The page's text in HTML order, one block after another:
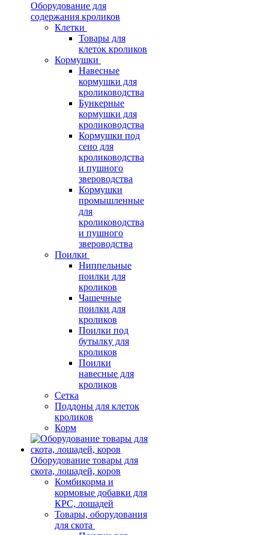
Оборудование для
содержания кроликов
Клетки
Товары для
клеток кроликов
Кормушки
Навесные
кормушки для
кролиководства
Бункерные
кормушки для
кролиководства
Кормушки под
сено для
кролиководства
и пушного
звероводства
Кормушки
промышленные
для
кролиководства
и пушного
звероводства
Поилки
Ниппельные
поилки для
кроликов
Чашечные
поилки для
кроликов
Поилки под
бутылку для
кроликов
Поилки
навесные для
кроликов
Сетка
Поддоны для клеток
кроликов
Корм
Оборудование товары для
скота, лошадей, коров
Комбикорма и
кормовые добавки для
КРС, лошадей
Товары, оборудования
для скота